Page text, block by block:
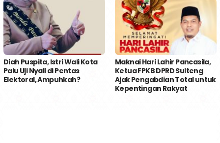
Diah Puspita, Istri Wali Kota
Palu Uji Nyali di Pentas
Elektoral, Ampuhkah?
Maknai Hari Lahir Pancasila,
Ketua FPKB DPRD Sulteng
Ajak Pengabdian Total untuk
Kepentingan Rakyat